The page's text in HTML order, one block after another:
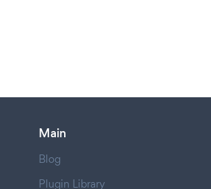
Main
Blog
Plugin Library